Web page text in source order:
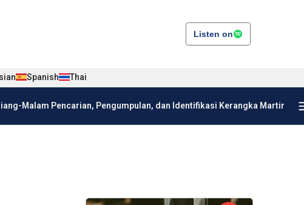
Listen on
Spanish Thai
Malam Pencarian, Pengumpulan, dan Identifikasi Kerangka Martir